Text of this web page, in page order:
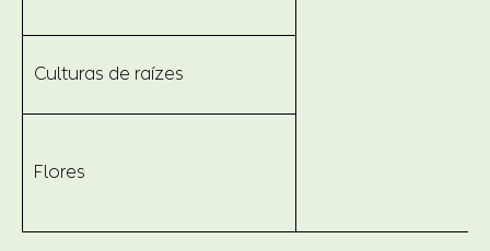
Culturas de raízes
Flores